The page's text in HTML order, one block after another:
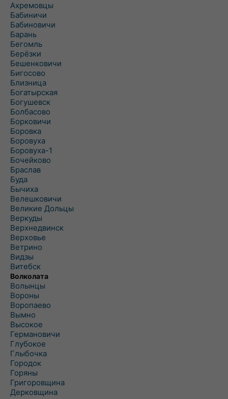
Ахремовцы
Бабиничи
Бабиновичи
Барань
Бегомль
Берёзки
Бешенковичи
Бигосово
Близница
Богатырская
Богушевск
Болбасово
Борковичи
Боровка
Боровуха
Боровуха-1
Бочейково
Браслав
Буда
Бычиха
Велешковичи
Великие Дольцы
Веркуды
Верхнедвинск
Верховье
Ветрино
Видзы
Витебск
Волколата
Волынцы
Вороны
Воропаево
Вымно
Высокое
Германовичи
Глубокое
Глыбочка
Городок
Горяны
Григоровщина
Дерковщина